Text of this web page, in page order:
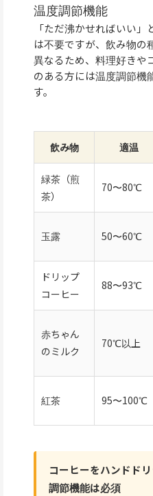
温度調節機能
「ただ沸かせればいい
は不要ですが、飲み物の
異なるため、料理好きや
のある方には温度調節機
す。
飲み物 適温
緑茶（煎
茶）
70〜80℃
玉露 50〜60℃
ドリップ
コーヒー
88〜93℃
赤ちゃん
のミルク
70℃以上
紅茶 95〜100℃
コーヒーをハンドド
調節機能は必須